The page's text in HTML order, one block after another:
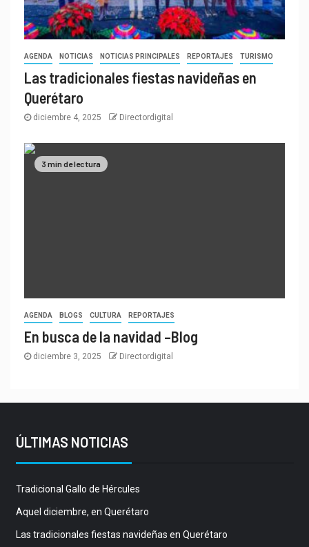
AGENDA NOTICIAS NOTICIAS PRINCIPALES REPORTAJES TURISMO
Las tradicionales fiestas navideñas en
Querétaro
diciembre 4, 2025 Directordigital
3 min de lectura
AGENDA BLOGS CULTURA REPORTAJES
En busca de la navidad –Blog
diciembre 3, 2025 Directordigital
ÚLTIMAS NOTICIAS
Tradicional Gallo de Hércules
Aquel diciembre, en Querétaro
Las tradicionales fiestas navideñas en Querétaro